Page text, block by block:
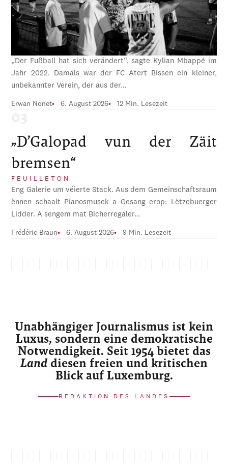
„Der Fußball hat sich verändert“, sagte Kylian Mbappé im
Jahr 2022. Damals war der FC Atert Bissen ein kleiner,
unbekannter Verein, der aus der…
Erwan Nonet 6. August 2026 12 Min. Lesezeit
„D’Galopad vun der Zäit
bremsen“
FEUILLETON
Eng Galerie um véierte Stack. Aus dem Gemeinschaftsraum
ënnen schaalt Pianosmusek a Gesang erop: Lëtzebuerger
Lidder. A sengem mat Bicherregaler…
Frédéric Braun 6. August 2026 9 Min. Lesezeit
Unabhängiger Journalismus ist kein
Luxus, sondern eine demokratische
Notwendigkeit. Seit 1954 bietet das
Land diesen freien und kritischen
Blick auf Luxemburg.
REDAKTION DES LANDES